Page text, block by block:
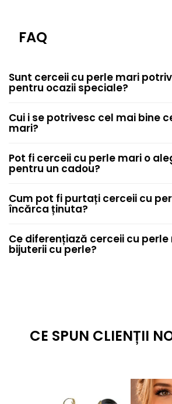
FAQ
Sunt cerceii cu perle mari
pentru ocazii speciale?
Cui i se potrivesc cel mai bine
mari?
Pot fi cerceii cu perle mari o
pentru un cadou?
Cum pot fi purtați cerceii cu
încărca ținuta?
Ce diferențiază cerceii cu
bijuterii cu perle?
CE SPUN CLIENȚII